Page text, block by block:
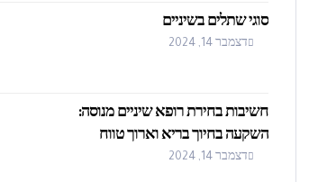
סוגי שתלים בשיניים
דצמבר 14, 2024
חשיבות בחירת רופא שיניים מנוסה:
השקעה בחיוך בריא וארוך טווח
דצמבר 14, 2024